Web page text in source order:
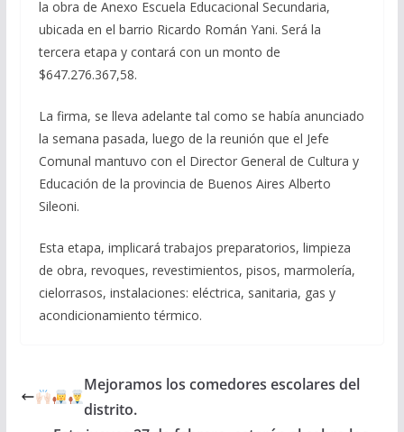
la obra de Anexo Escuela Educacional Secundaria,
ubicada en el barrio Ricardo Román Yani. Será la
tercera etapa y contará con un monto de
$647.276.367,58.
La firma, se lleva adelante tal como se había anunciado
la semana pasada, luego de la reunión que el Jefe
Comunal mantuvo con el Director General de Cultura y
Educación de la provincia de Buenos Aires Alberto
Sileoni.
Esta etapa, implicará trabajos preparatorios, limpieza
de obra, revoques, revestimientos, pisos, marmolería,
cielorrasos, instalaciones: eléctrica, sanitaria, gas y
acondicionamiento térmico.
Mejoramos los comedores escolares del
distrito.